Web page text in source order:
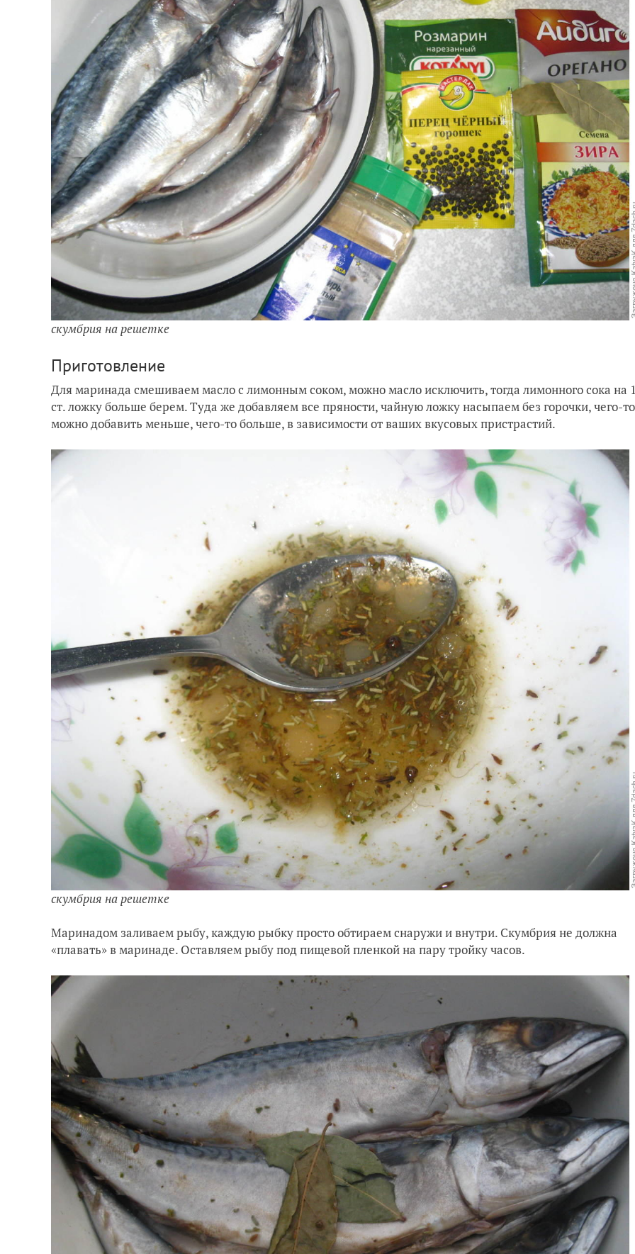
скумбрия на решетке
Приготовление
Для маринада смешиваем масло с лимонным соком, можно масло исключить, тогда лимонного сока на
ст. ложку больше берем. Туда же добавляем все пряности, чайную ложку насыпаем без горочки, чего-то
можно добавить меньше, чего-то больше, в зависимости от ваших вкусовых пристрастий.
скумбрия на решетке
Маринадом заливаем рыбу, каждую рыбку просто обтираем снаружи и внутри. Скумбрия не должна
«плавать» в маринаде. Оставляем рыбу под пищевой пленкой на пару тройку часов.